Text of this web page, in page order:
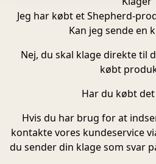
Jeg har købt et Shepherd-
Kan jeg sende en
Nej, du skal klage direkte til
købt
Har du købt det
Hvis du har brug for at
kontakte vores kundeservice
du sender din klage som svar